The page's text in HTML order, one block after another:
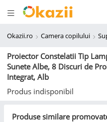
Deschide meniul
meniul
Okazii.ro Camera copilului
Proiector Constelatii Tip
Sunete Albe, 8 Discuri de
Integrat, Alb
Produs indisponibil
Produse similare